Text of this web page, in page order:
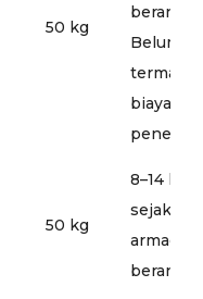
50 kg
Belum
biaya
50 kg
8–14 hari
sejak
armada